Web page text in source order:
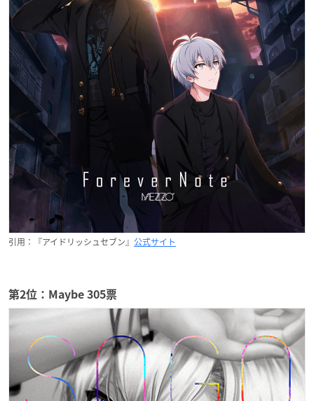
引用：『アイドリッシュセブン』 公式サイト
第2位：Maybe 305票